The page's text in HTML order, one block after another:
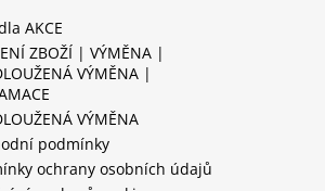
AKCE
ZBOŽÍ | VÝMĚNA |
VÝMĚNA |
VÝMĚNA
podmínky
ochrany osobních údajů